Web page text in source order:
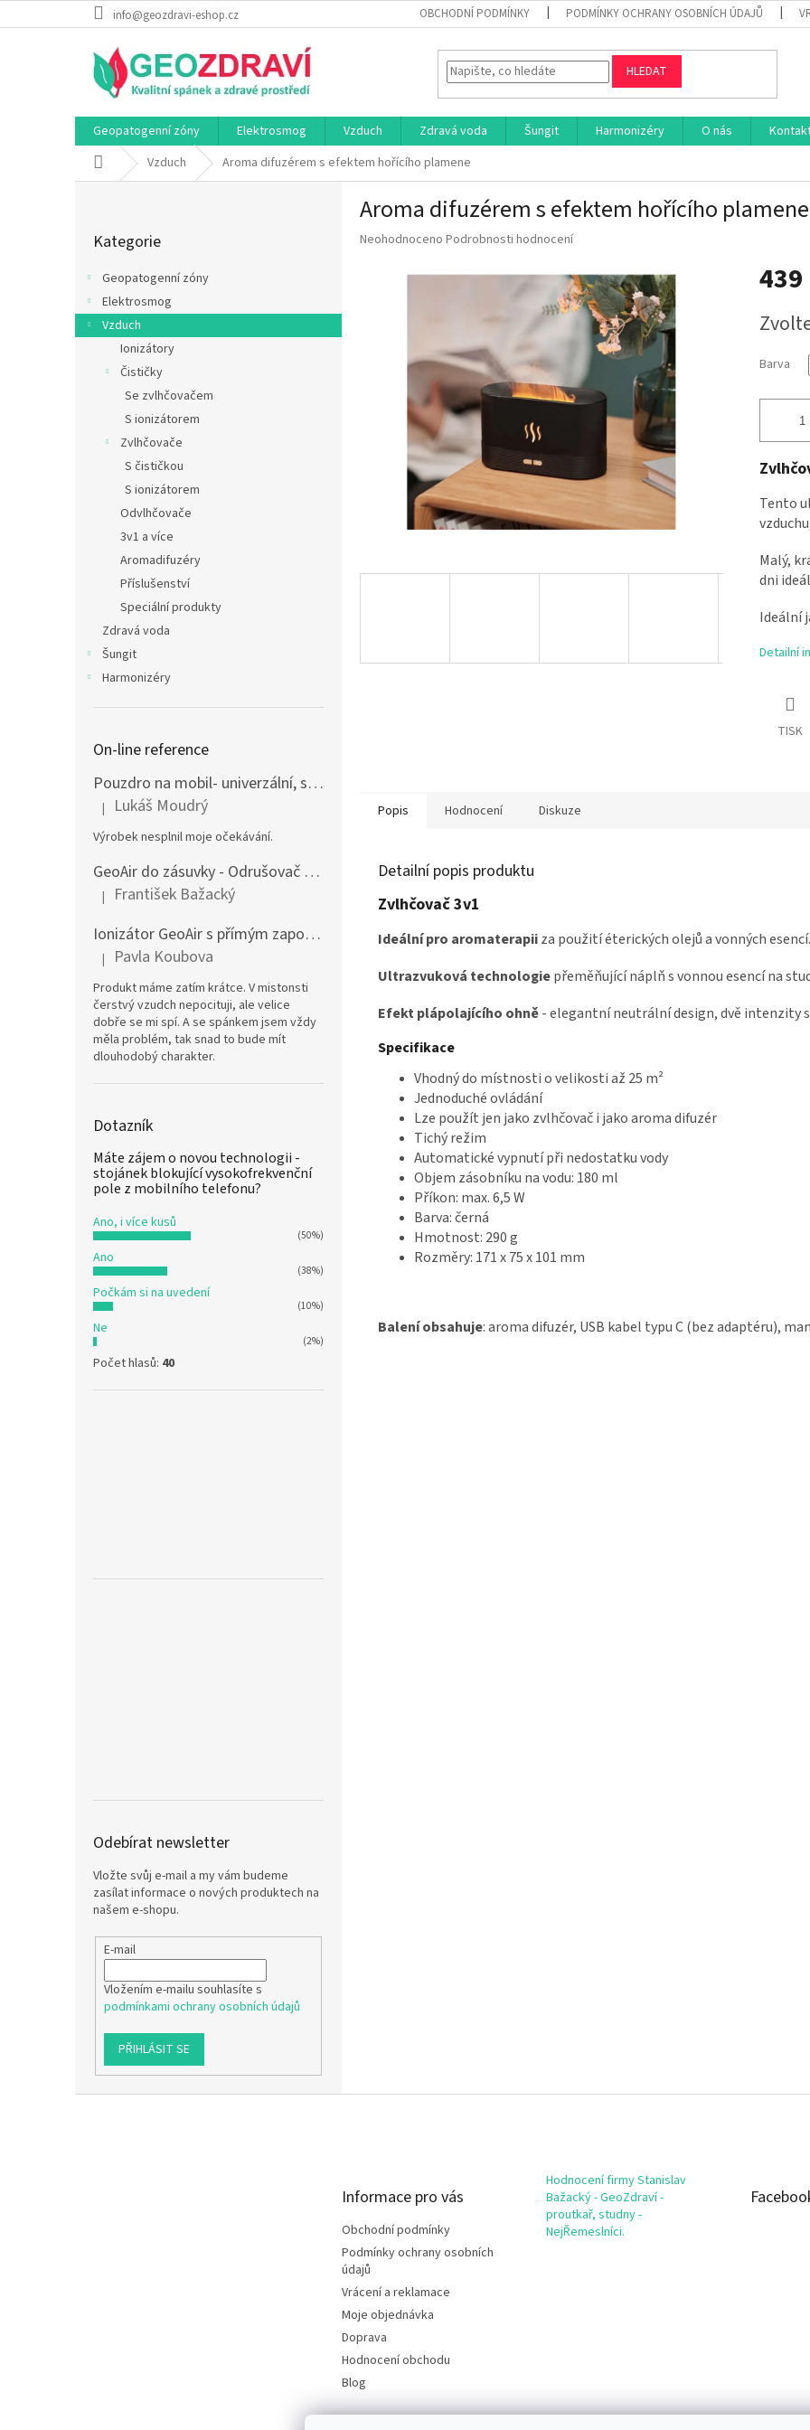
na
info@geozdravi-eshop.cz OBCHODNÍ PODMÍNKY PODMÍNKY OCHRANY OSOBNÍCH ÚDAJŮ
HLEDAT
Geopatogenní zóny Elektrosmog Vzduch Zdravá voda Šungit Harmonizéry O nás
Domů Vzduch Aroma difuzérem s efektem hořícího plamene
n
kategorie
Kategorie
Geopatogenní zóny
Elektrosmog
Vzduch
Ionizátory
Čističky
Se zvlhčovačem
S ionizátorem
Zvlhčovače
S čističkou
S ionizátorem
Odvlhčovače
3v1 a více
Aromadifuzéry
Příslušenství
Speciální produkty
Zdravá voda
Šungit
Harmonizéry
On-line reference
Pouzdro na mobil- univerzální, stínící elektromagnetické záření z mobilu
Hodnocení produktu je 1 z 5 hvězdiček.
| Lukáš Moudrý
Výrobek nesplnil moje očekávání.
GeoAir do zásuvky - Odrušovač GPZ a ionizátor
Hodnocení produktu je 5 z 5 hvězdiček.
|
František Bažacký
Ionizátor GeoAir s přímým zapojením do el.zásuvky
Hodnocení produktu je 5 z 5 hvězdiček.
| Pavla Koubova
Produkt máme zatím krátce. V mistonsti
čerstvý vzudch nepocituji, ale velice
dobře se mi spí. A se spánkem jsem vždy
měla problém, tak snad to bude mít
dlouhodobý charakter.
Dotazník
Máte zájem o novou technologii -
stojánek blokující vysokofrekvenční
pole z mobilního telefonu?
Ano, i více kusů
(50%)
Ano
(38%)
Počkám si na uvedení
(10%)
Ne
(2%)
Počet hlasů: 40
Odebírat newsletter
Vložte svůj e-mail a my vám budeme
zasílat informace o nových produktech na
našem e-shopu.
E-mail
Vložením e-mailu souhlasíte s
podmínkami ochrany osobních údajů
PŘIHLÁSIT SE
Aroma difuzérem s efektem hořícího plamene
Průměrné
produktu
hvězdiček.
Neohodnoceno Podrobnosti hodnocení
439
cena:
Barva
Tento
Malý,
dni
Ideální
Detailní
TISK
Popis Hodnocení Diskuze
Detailní popis produktu
Zvlhčovač 3v1
Ideální pro aromaterapiiza použití éterických olejů a vonných esencí.
Ultrazvuková technologiepřeměňující náplň s vonnou esencí na
Efekt plápolajícího ohně- elegantní neutrální design, dvě intenzity
Specifikace
Vhodný do místnosti o velikosti až 25 m²
Jednoduché ovládání
Lze použít jen jako zvlhčovač i jako aroma difuzér
Tichý režim
Automatické vypnutí při nedostatku vody
Objem zásobníku na vodu: 180 ml
Příkon: max. 6,5 W
Barva: černá
Hmotnost: 290 g
Rozměry: 171 x 75 x 101 mm
Balení obsahuje: aroma difuzér, USB kabel typu C (bez adaptéru),
Informace pro vás
Obchodní podmínky
Podmínky ochrany osobních
údajů
Vrácení a reklamace
Moje objednávka
Doprava
Hodnocení obchodu
Blog
Hodnocení firmy Stanislav
Bažacký - GeoZdraví -
proutkař, studny -
NejŘemeslníci.